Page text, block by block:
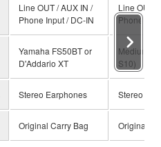
Line OUT / AUX IN /
Phone Input / DC-IN
Line OUT /
Phone
Yamaha FS50BT or
D'Addario XT
S10)
Stereo Earphones Stereo
Original Carry Bag Original